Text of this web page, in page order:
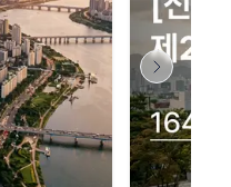
결 안내
지도를 불러올 수 없습니다.
죄송합니다.